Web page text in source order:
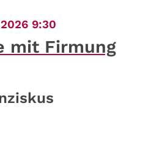
9:30
mit Firmung